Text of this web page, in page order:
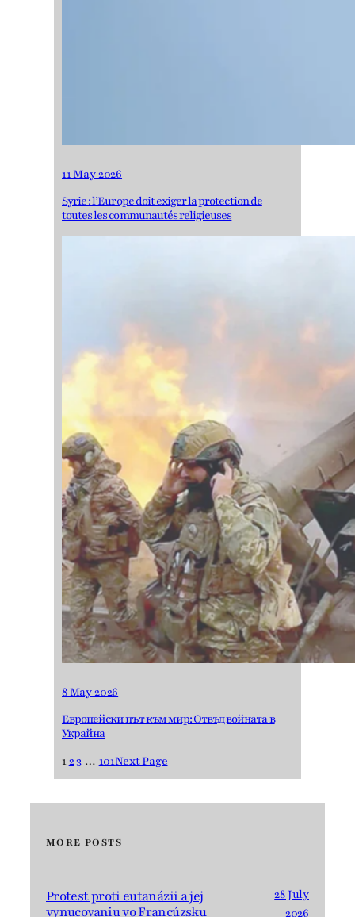
11 May 2026
Syrie : l’Europe doit exiger la protection de
toutes les communautés religieuses
8 May 2026
Европейски път към мир: Отвъд войната в
Украйна
123 … 101Next Page
MORE POSTS
Protest proti eutanázii a jej
vynucovaniu vo Francúzsku
28 July
2026